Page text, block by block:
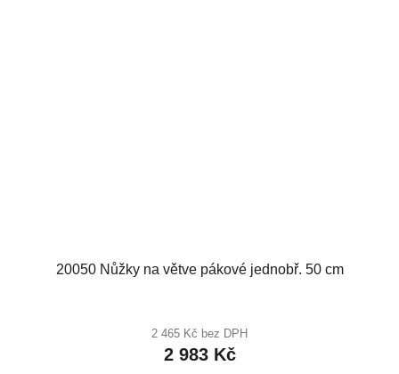
20050 Nůžky na větve pákové jednobř. 50 cm
2 465 Kč bez DPH
2 983 Kč